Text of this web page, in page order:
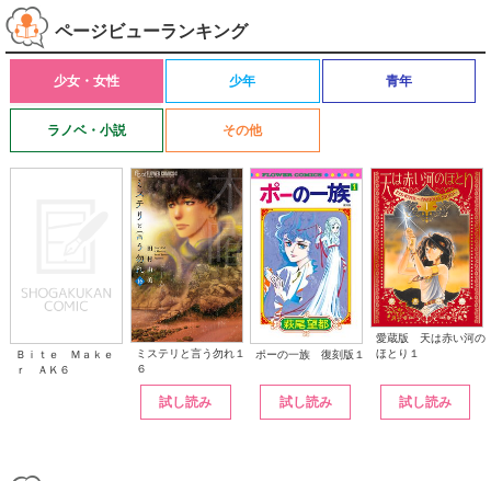
ページビューランキング
少女・女性 少年 青年
ラノベ・小説 その他
Ｂｉｔｅ Ｍａｋｅ
ｒ ＡＫ６
ミステリと言う勿れ１
６
試し読み
ポーの一族 復刻版１
試し読み
愛蔵版 天は赤い河の
ほとり１
試し読み